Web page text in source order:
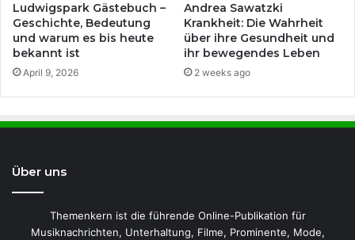
Ludwigspark Gästebuch –
Geschichte, Bedeutung
und warum es bis heute
bekannt ist
April 9, 2026
Andrea Sawatzki
Krankheit: Die Wahrheit
über ihre Gesundheit und
ihr bewegendes Leben
2 weeks ago
Über uns
Themenkern ist die führende Online-Publikation für
Musiknachrichten, Unterhaltung, Filme, Prominente, Mode,